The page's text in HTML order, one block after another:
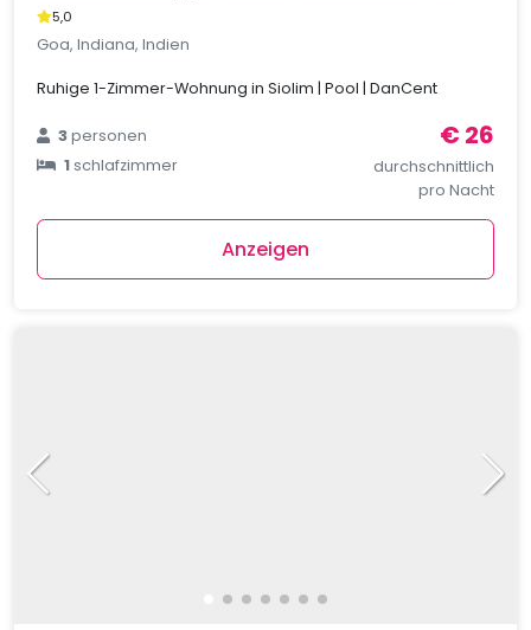
5,0
Goa, Indiana, Indien
Ruhige 1-Zimmer-Wohnung in Siolim | Pool | DanCent
3personen
1schlafzimmer
€ 26
durchschnittlich
pro Nacht
Anzeigen